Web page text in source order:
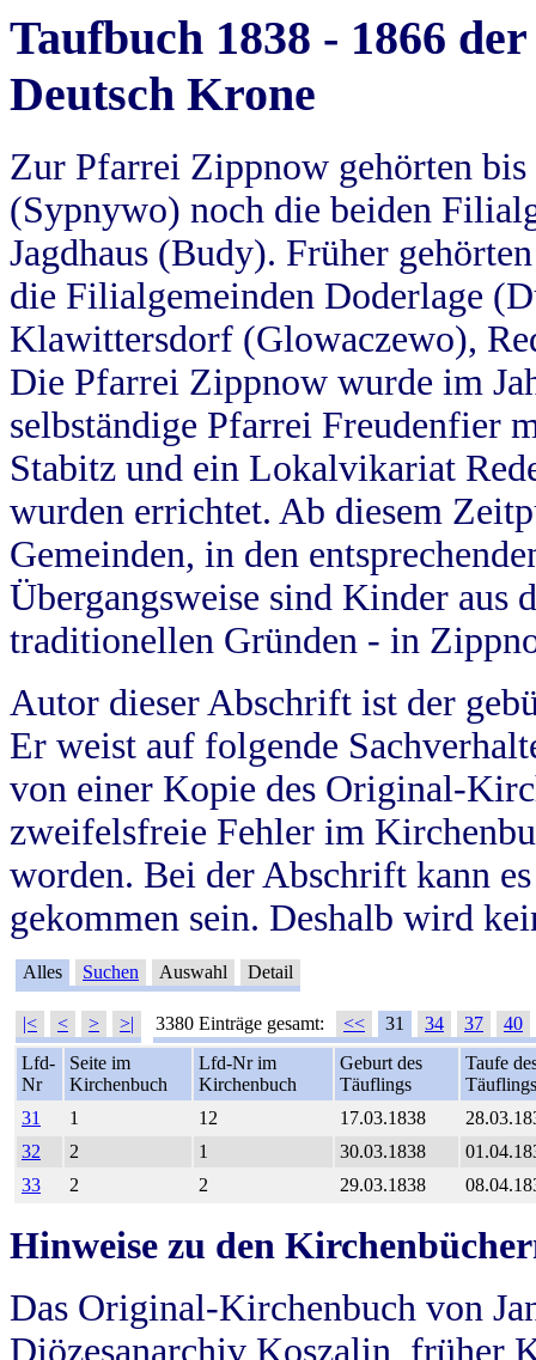
Taufbuch 1838 - 1866
Deutsch Krone
Zur Pfarrei Zippnow gehörten
(Sypnywo) noch die beiden
Jagdhaus (Budy). Früher
die Filialgemeinden Doderlage
Klawittersdorf (Glowaczewo),
Die Pfarrei Zippnow wurde im
selbständige Pfarrei Freudenfier
Stabitz und ein Lokalvikariat
wurden errichtet. Ab diesem
Gemeinden, in den
Übergangsweise sind Kinder aus
traditionellen Gründen - in
Autor dieser Abschrift ist der
Er weist auf folgende
von einer Kopie des Original-
zweifelsfreie Fehler im
worden. Bei der Abschrift kann
gekommen sein. Deshalb wird
Alles Suchen Auswahl Detail
|< < > >| 3380 Einträge gesamt: << 31 34 37
40
Lfd-
Nr
Seite im
Kirchenbuch
Lfd-Nr im
Kirchenbuch
Geburt des
Täuflings
Taufe
Täuflings
31
1 12 17.03.1838
32
2 1 30.03.1838
33
2 2 29.03.1838
Hinweise zu den
Das Original-Kirchenbuch von
Diözesanarchiv Koszalin, früher